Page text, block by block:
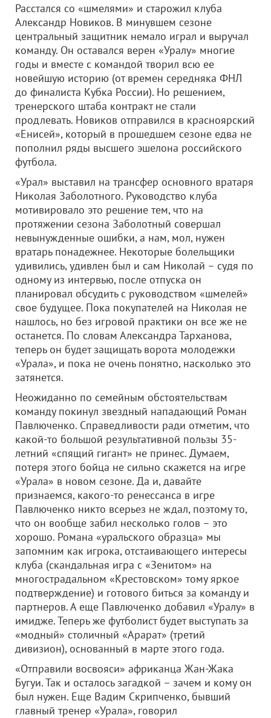
Расстался со «шмелями» и старожил клуба
Александр Новиков. В минувшем сезоне
центральный защитник немало играл и выручал
команду. Он оставался верен «Уралу» многие
годы и вместе с командой творил всю ее
новейшую историю (от времен середняка ФНЛ
до финалиста Кубка России). Но решением,
тренерского штаба контракт не стали
продлевать. Новиков отправился в красноярский
«Енисей», который в прошедшем сезоне едва не
пополнил ряды высшего эшелона российского
футбола.
«Урал» выставил на трансфер основного вратаря
Николая Заболотного. Руководство клуба
мотивировало это решение тем, что на
протяжении сезона Заболотный совершал
невынужденные ошибки, а нам, мол, нужен
вратарь понадежнее. Некоторые болельщики
удивились, удивлен был и сам Николай – судя по
одному из интервью, после отпуска он
планировал обсудить с руководством «шмелей»
свое будущее. Пока покупателей на Николая не
нашлось, но без игровой практики он все же не
останется. По словам Александра Тарханова,
теперь он будет защищать ворота молодежки
«Урала», и пока не очень понятно, насколько это
затянется.
Неожиданно по семейным обстоятельствам
команду покинул звездный нападающий Роман
Павлюченко. Справедливости ради отметим, что
какой-то большой результативной пользы 35-
летний «спящий гигант» не принес. Думаем,
потеря этого бойца не сильно скажется на игре
«Урала» в новом сезоне. Да и, давайте
признаемся, какого-то ренессанса в игре
Павлюченко никто всерьез не ждал, поэтому то,
что он вообще забил несколько голов – это
хорошо. Романа «уральского образца» мы
запомним как игрока, отстаивающего интересы
клуба (скандальная игра с «Зенитом» на
многострадальном «Крестовском» тому яркое
подтверждение) и готового биться за команду и
партнеров. А еще Павлюченко добавил «Уралу» в
имидже. Теперь же футболист будет выступать за
«модный» столичный «Арарат» (третий
дивизион), основанный в марте этого года.
«Отправили восвояси» африканца Жан-Жака
Бугуи. Так и осталось загадкой – зачем и кому он
был нужен. Еще Вадим Скрипченко, бывший
главный тренер «Урала», говорил